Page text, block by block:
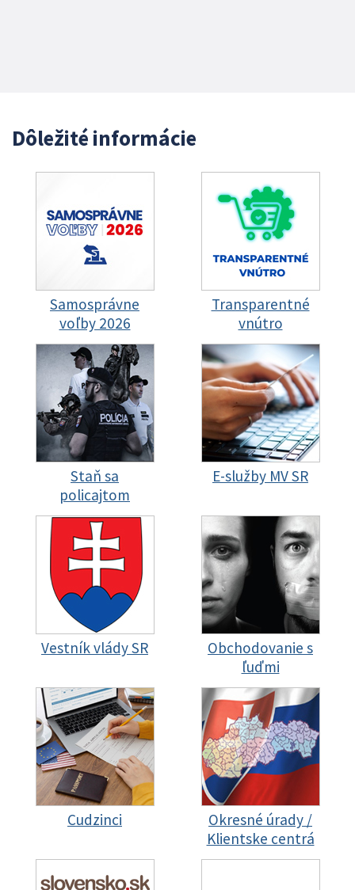
Dôležité informácie
Samosprávne
voľby 2026
Transparentné
vnútro
Staň sa
policajtom
E-služby MV SR
Vestník vlády SR
Obchodovanie s
ľuďmi
Cudzinci
Okresné úrady /
Klientske centrá